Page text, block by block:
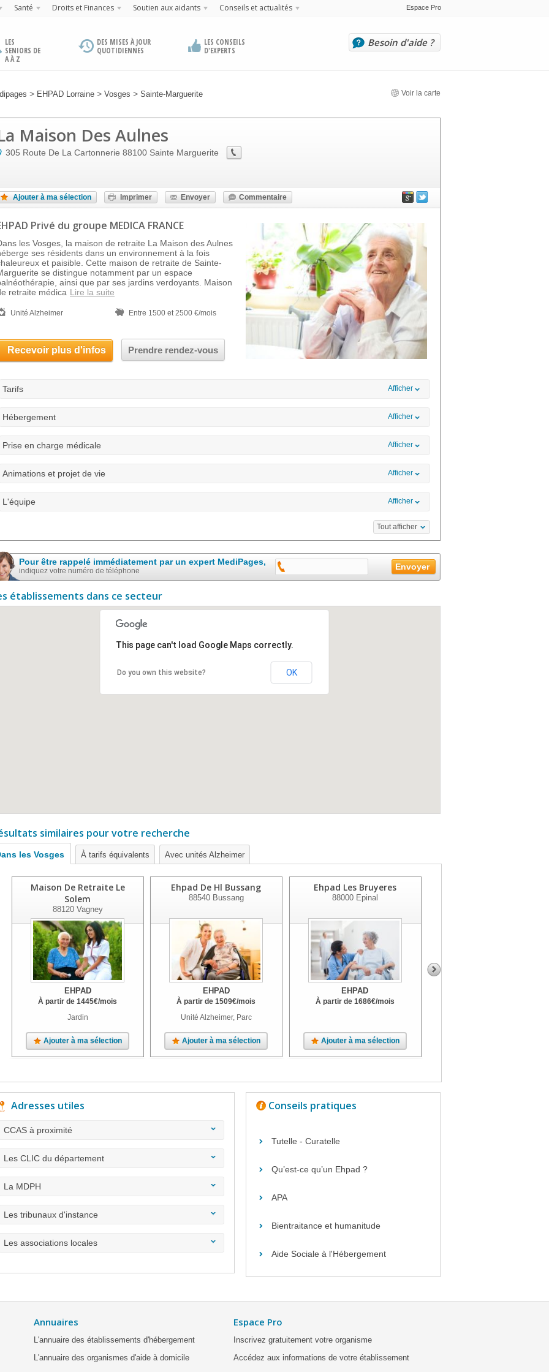
Santé Droits et Finances Soutien aux aidants Conseils et actualités Espace Pro
LES
SENIORS DE
A À Z
DES MISES À JOUR
QUOTIDIENNES
LES CONSEILS
D'EXPERTS
Besoin d'aide ?
> EHPAD Lorraine > Vosges > Sainte-Marguerite Voir la carte
Maison Des Aulnes
305 Route De La Cartonnerie 88100 Sainte Marguerite
Ajouter à ma sélection Imprimer Envoyer Commentaire
Privé du groupe MEDICA FRANCE
les Vosges, la maison de retraite La Maison des Aulnes
ses résidents dans un environnement à la fois
et paisible. Cette maison de retraite de Sainte-
se distingue notamment par un espace
ainsi que par ses jardins verdoyants. Maison
retraite médica Lire la suite
Unité Alzheimer Entre 1500 et 2500 €/mois
Recevoir plus d'infos Prendre rendez-vous
Tarifs Afficher
Hébergement Afficher
Prise en charge médicale Afficher
Animations et projet de vie Afficher
L'équipe Afficher
Tout afficher
Pour être rappelé immédiatement par un expert MediPages,
indiquez votre numéro de téléphone
établissements dans ce secteur
This page can't load Google Maps correctly.
Do you own this website? OK
similaires pour votre recherche
les Vosges À tarifs équivalents Avec unités Alzheimer
Maison De Retraite Le
Solem
88120Vagney
EHPAD
À partir de 1445€/mois
Jardin
Ajouter à ma sélection
Ehpad De Hl Bussang
88540Bussang
EHPAD
À partir de1509€/mois
Unité Alzheimer, Parc
Ajouter à ma sélection
Ehpad Les Bruyeres
88000Epinal
EHPAD
À partir de 1686€/mois
Ajouter à ma sélection
Adresses utiles
CCAS à proximité
Les CLIC du département
La MDPH
Les tribunaux d'instance
Les associations locales
Conseils pratiques
Tutelle - Curatelle
Qu’est-ce qu’un Ehpad ?
APA
Bientraitance et humanitude
Aide Sociale à l'Hébergement
Annuaires
L'annuaire des établissements d'hébergement
L'annuaire des organismes d'aide à domicile
Espace Pro
Inscrivez gratuitement votre organisme
Accédez aux informations de votre établissement